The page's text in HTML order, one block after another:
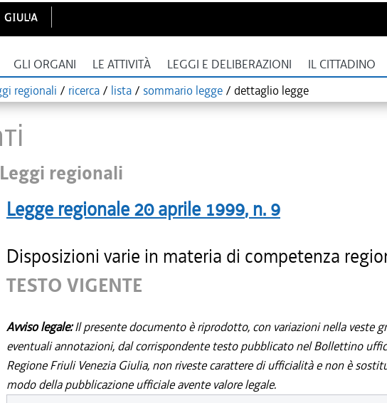
GLI ORGANI LE ATTIVITÀ LEGGI E DELIBERAZIONI IL CITTADINO
regionali / ricerca / lista / sommario legge / dettaglio legge
Leggi regionali
Legge regionale 20 aprile 1999, n. 9
Disposizioni varie in materia di competenza
TESTO VIGENTE
Avviso legale:Il presente documento è riprodotto, con variazioni nella veste
eventuali annotazioni, dal corrispondente testo pubblicato nel Bollettino
Regione Friuli Venezia Giulia, non riveste carattere di ufficialità e non è
modo della pubblicazione ufficiale avente valore legale.